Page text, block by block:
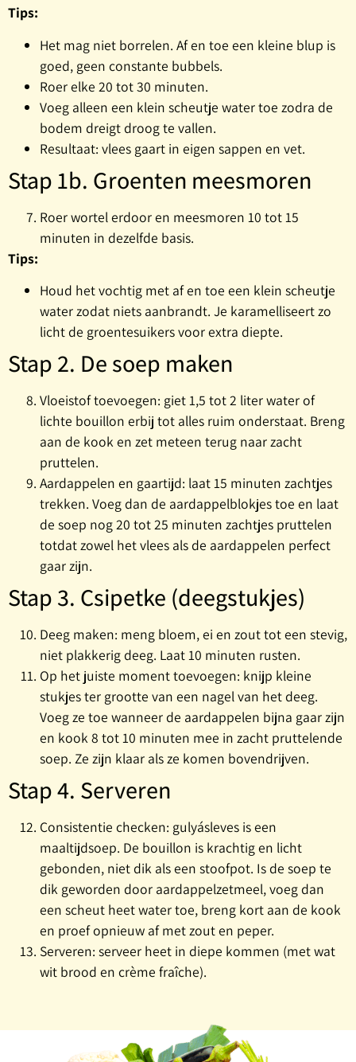
Tips:
Het mag niet borrelen. Af en toe een kleine blup is
goed, geen constante bubbels.
Roer elke 20 tot 30 minuten.
Voeg alleen een klein scheutje water toe zodra de
bodem dreigt droog te vallen.
Resultaat: vlees gaart in eigen sappen en vet.
Stap 1b. Groenten meesmoren
Roer wortel erdoor en meesmoren 10 tot 15
minuten in dezelfde basis.
Tips:
Houd het vochtig met af en toe een klein scheutje
water zodat niets aanbrandt. Je karamelliseert zo
licht de groentesuikers voor extra diepte.
Stap 2. De soep maken
Vloeistof toevoegen: giet 1,5 tot 2 liter water of
lichte bouillon erbij tot alles ruim onderstaat. Breng
aan de kook en zet meteen terug naar zacht
pruttelen.
Aardappelen en gaartijd: laat 15 minuten zachtjes
trekken. Voeg dan de aardappelblokjes toe en laat
de soep nog 20 tot 25 minuten zachtjes pruttelen
totdat zowel het vlees als de aardappelen perfect
gaar zijn.
Stap 3. Csipetke (deegstukjes)
Deeg maken: meng bloem, ei en zout tot een stevig,
niet plakkerig deeg. Laat 10 minuten rusten.
Op het juiste moment toevoegen: knijp kleine
stukjes ter grootte van een nagel van het deeg.
Voeg ze toe wanneer de aardappelen bijna gaar zijn
en kook 8 tot 10 minuten mee in zacht pruttelende
soep. Ze zijn klaar als ze komen bovendrijven.
Stap 4. Serveren
Consistentie checken: gulyásleves is een
maaltijdsoep. De bouillon is krachtig en licht
gebonden, niet dik als een stoofpot. Is de soep te
dik geworden door aardappelzetmeel, voeg dan
een scheut heet water toe, breng kort aan de kook
en proef opnieuw af met zout en peper.
Serveren: serveer heet in diepe kommen (met wat
wit brood en crème fraîche).